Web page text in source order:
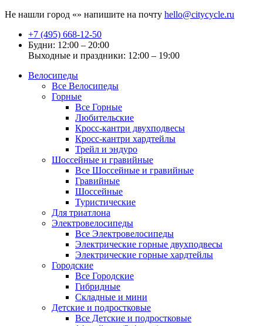
Не нашли город «» напишите на почту hello@citycycle.ru
+7 (495) 668-12-50
Будни: 12:00 – 20:00
Выходные и праздники: 12:00 – 19:00
Велосипеды
Все Велосипеды
Горные
Все Горные
Любительские
Кросс-кантри двухподвесы
Кросс-кантри хардтейлы
Трейл и эндуро
Шоссейные и гравийные
Все Шоссейные и гравийные
Гравийные
Шоссейные
Туристические
Для триатлона
Электровелосипеды
Все Электровелосипеды
Электрические горные двухподвесы
Электрические горные хардтейлы
Городские
Все Городские
Гибридные
Складные и мини
Детские и подростковые
Все Детские и подростковые